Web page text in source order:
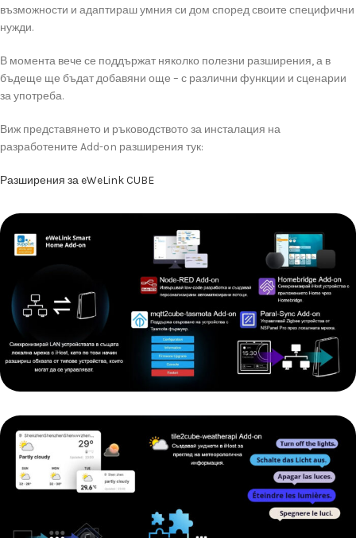
възможности и адаптирашумния си дом споредсвоите специфични
нужди.
В момента вече се поддържат няколко полезни разширения,а в
бъдеще ще бъдатдобавяни още – с различни функции и сценарии
заупотреба.
Виж представянето и ръководството за инсталация на
разработените Add-on разширения тук:
Разширения заeWeLinkCUBE